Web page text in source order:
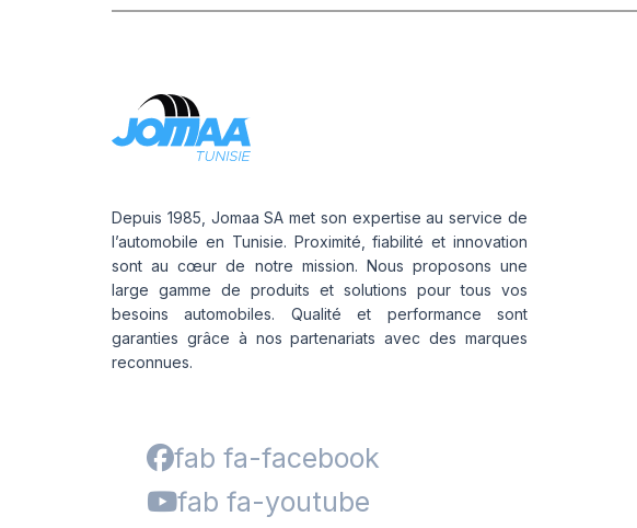
Depuis 1985, Jomaa SA met son expertise au service de
l’automobile en Tunisie. Proximité, fiabilité et innovation
sont au cœur de notre mission. Nous proposons une
large gamme de produits et solutions pour tous vos
besoins automobiles. Qualité et performance sont
garanties grâce à nos partenariats avec des marques
reconnues.
fab fa-facebook
fab fa-youtube